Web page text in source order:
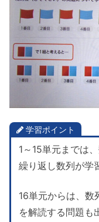
学習ポイント
1～15単元までは
繰り返し数列が学
16単元からは、数
を解読する問題も